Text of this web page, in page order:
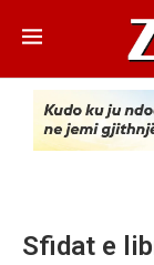
Sfidat e